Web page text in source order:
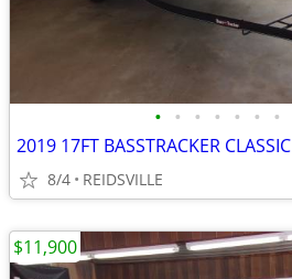
• • • • • • •
2019 17FT BASSTRACKER CLASSIC
8/4 REIDSVILLE
$11,900